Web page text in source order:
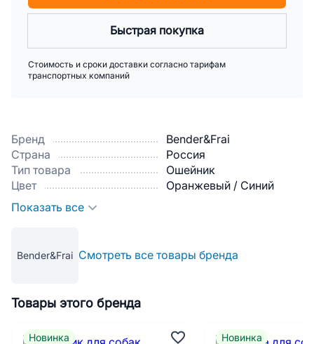
Бренд
Bender&Frai
Страна
Россия
Тип товара
Ошейник
Цвет
Оранжевый / Синий
Показать все
Bender&Frai Смотреть все товары бренда
Быстрая покупка
Стоимость и сроки доставки согласно тарифам
транспортных компаний
Товары этого бренда
Новинка Новинка